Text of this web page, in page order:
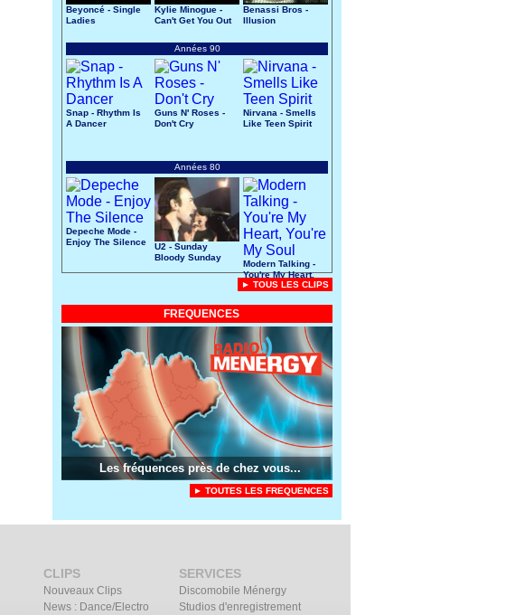
Beyoncé - Single
Ladies
Kylie Minogue -
Can't Get You Out
Benassi Bros -
Illusion
Années 90
Snap - Rhythm Is
A Dancer
Guns N' Roses -
Don't Cry
Nirvana - Smells
Like Teen Spirit
Années 80
Depeche Mode -
Enjoy The Silence
U2 - Sunday
Bloody Sunday
Modern Talking -
You're My Heart,
You're My Soul
► TOUS LES CLIPS
FREQUENCES
Les fréquences près de chez vous...
► TOUTES LES FREQUENCES
CLIPS
Nouveaux Clips
News : Dance/Electro
SERVICES
Discomobile Ménergy
Studios d'enregistrement